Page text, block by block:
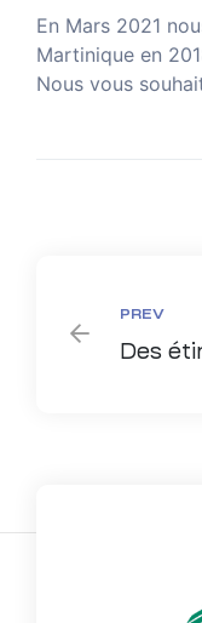
En Mars 2021
Martinique en
Nous vous
PREV
Des